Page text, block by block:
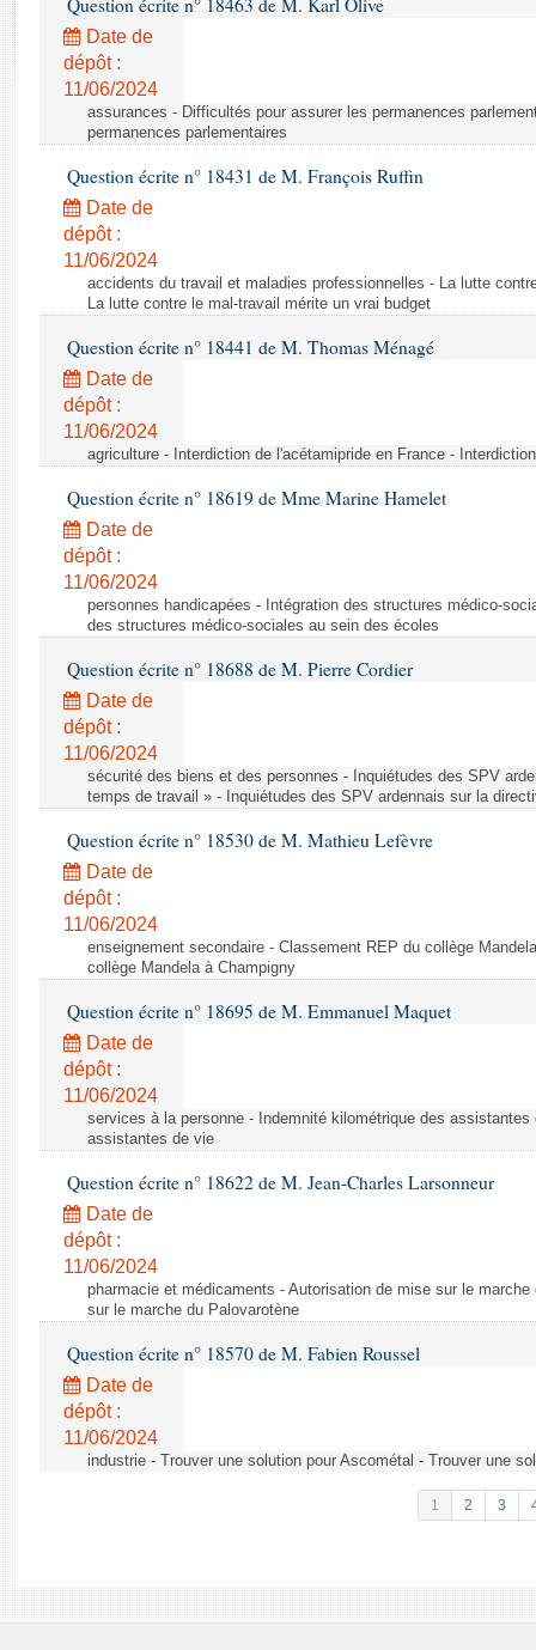
Rapports d'enquête
Rapports législatifs
Rapports sur l'application des lois
Baromètre de l’application des lois
Budget et sécurité sociale
Questions écrites et orales
Comptes rendus des débats
Question écrite n° 18463 de M. Karl Olive
Date de
dépôt :
11/06/2024
assurances - Difficultés pour assurer les permanences
permanences parlementaires
Question écrite n° 18431 de M. François Ruffin
Date de
dépôt :
11/06/2024
accidents du travail et maladies professionnelles - La lutte
La lutte contre le mal-travail mérite un vrai budget
Question écrite n° 18441 de M. Thomas Ménagé
Date de
dépôt :
11/06/2024
agriculture - Interdiction de l'acétamipride en France -
Question écrite n° 18619 de Mme Marine Hamelet
Date de
dépôt :
11/06/2024
personnes handicapées - Intégration des structures médico-
des structures médico-sociales au sein des écoles
Question écrite n° 18688 de M. Pierre Cordier
Date de
dépôt :
11/06/2024
sécurité des biens et des personnes - Inquiétudes des SPV
temps de travail » - Inquiétudes des SPV ardennais sur la
Question écrite n° 18530 de M. Mathieu Lefèvre
Date de
dépôt :
11/06/2024
enseignement secondaire - Classement REP du collège
collège Mandela à Champigny
Question écrite n° 18695 de M. Emmanuel Maquet
Date de
dépôt :
11/06/2024
services à la personne - Indemnité kilométrique des
assistantes de vie
Question écrite n° 18622 de M. Jean-Charles Larsonneur
Date de
dépôt :
11/06/2024
pharmacie et médicaments - Autorisation de mise sur le
sur le marche du Palovarotène
Question écrite n° 18570 de M. Fabien Roussel
Date de
dépôt :
11/06/2024
industrie - Trouver une solution pour Ascométal - Trouver une
1 2 3